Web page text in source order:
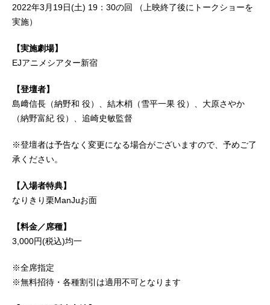
2022年3月19日(土) 19：30の回 （上映終了後にトークショーを
実施）
【実施劇場】
EJアニメシアター新宿
【登壇者】
島﨑信長（納野和 役）、結木梢（雪平一果 役）、大原さやか
（納野富紀 役）、追崎史敏監督
※登壇者は予告なく変更になる場合がございますので、予めご了
承ください。
【入場者特典】
なりきり栗ManJuお面
【料金／席種】
3,000円(税込)均一
※全席指定
※無料招待・各種割引は適用不可となります